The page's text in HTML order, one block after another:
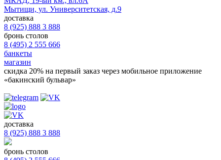
Мытищи, ул. Университетская, д.9
доставка
8 (925) 888 3 888
бронь столов
8 (495) 2 555 666
банкеты
магазин
скидка 20% на первый заказ через мобильное приложение
«бакинский бульвар»
доставка
8 (925) 888 3 888
бронь столов